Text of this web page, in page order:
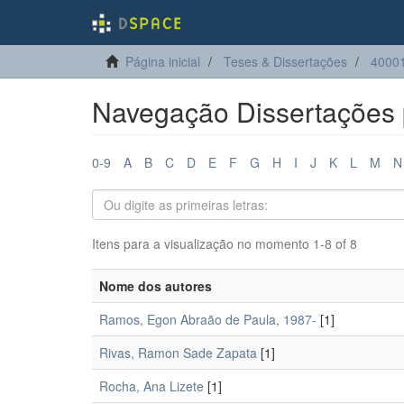
Página inicial Teses & Dissertações
Navegação
0-9 A B C D E F G H I J K L M N
Itens para a visualização no momento 1-8 of 8
Nome dos autores
Ramos, Egon Abraão de Paula, 1987- [1]
Rivas, Ramon Sade Zapata [1]
Rocha, Ana Lizete [1]